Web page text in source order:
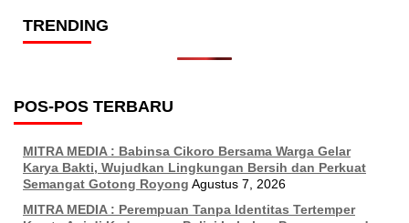
TRENDING
POS-POS TERBARU
MITRA MEDIA : Babinsa Cikoro Bersama Warga Gelar
Karya Bakti, Wujudkan Lingkungan Bersih dan Perkuat
Semangat Gotong Royong Agustus 7, 2026
MITRA MEDIA : Perempuan Tanpa Identitas Tertemper